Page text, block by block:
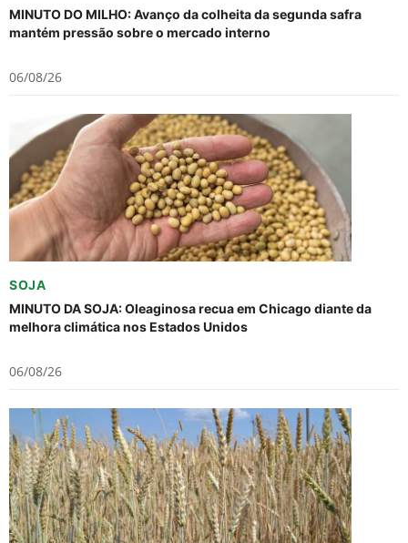
MINUTO DO MILHO: Avanço da colheita da segunda safra
mantém pressão sobre o mercado interno
06/08/26
SOJA
MINUTO DA SOJA: Oleaginosa recua em Chicago diante da
melhora climática nos Estados Unidos
06/08/26